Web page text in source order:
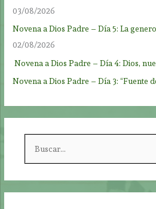
03/08/2026
Novena a Dios Padre – Día 5: La
02/08/2026
Novena a Dios Padre – Día 4: Dios,
Novena a Dios Padre – Día 3: “Fuente
c